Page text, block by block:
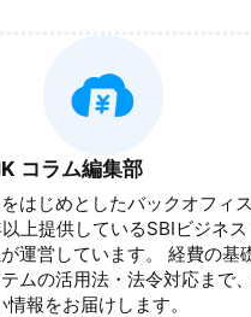
コラム編集部
はじめとしたバックオフィ
上提供しているSBIビジネ
運営しています。 経費の基
ムの活用法・法令対応まで
報をお届けします。